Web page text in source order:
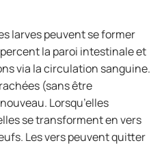
larves peuvent se former
la paroi intestinale et
via la circulation sanguine.
(sans être
Lorsqu’elles
se transforment en vers
Les vers peuvent quitter